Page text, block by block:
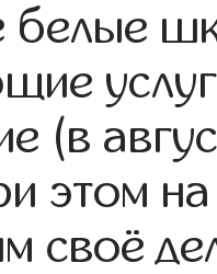
белые
(в
этом
своё